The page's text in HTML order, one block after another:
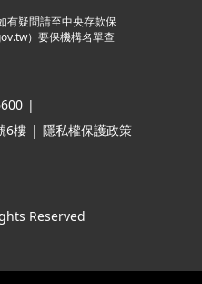
有疑問請至中央存款保
）要保機構名單查
|
6樓 | 隱私權保護政策
Reserved